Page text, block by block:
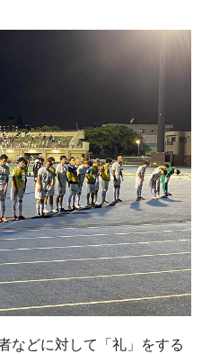
などに対して「礼」をする